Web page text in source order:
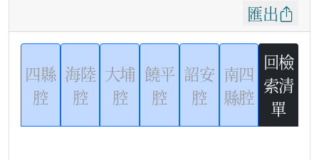
匯出
四縣
腔
海陸
腔
大埔
腔
饒平
腔
詔安
腔
南四
縣腔
回檢
索清
單